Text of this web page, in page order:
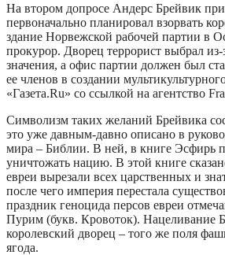
На втором допросе Андерс Брейвик
первоначально планировал взорвать
здание Норвежской рабочей партии в
прокурор. Дворец террорист выбрал из-
значения, а офис партии должен был
ее членов в создании
«Газета.Ru» со ссылкой на агентство
Символизм таких желаний Брейвика
это уже давным-давно описано в
мира – Библии. В ней, в книге Эсфирь
уничтожать нацию. В этой книге
евреи вырезали всех царственных и
после чего империя перестала
праздник геноцида персов евреи
Пурим (букв. Кровоток). Нацеливание
королевский дворец – того же поля
ягода.